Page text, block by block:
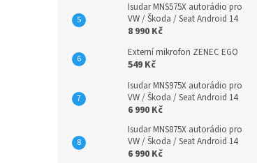
Isudar MNS575X autorádio pro
VW / Škoda / Seat Android 14
8 990 Kč
Externí mikrofon ZENEC EGO
549 Kč
Isudar MNS975X autorádio pro
VW / Škoda / Seat Android 14
6 990 Kč
Isudar MNS875X autorádio pro
VW / Škoda / Seat Android 14
6 990 Kč